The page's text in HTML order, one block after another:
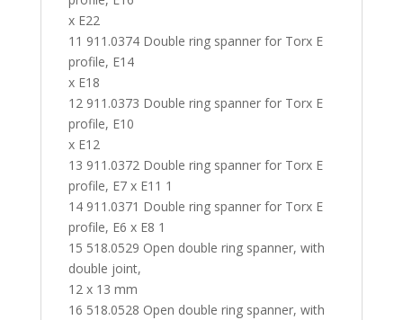
x E22
11 911.0374 Double ring spanner for Torx E
profile, E14
x E18
12 911.0373 Double ring spanner for Torx E
profile, E10
x E12
13 911.0372 Double ring spanner for Torx E
profile, E7 x E11 1
14 911.0371 Double ring spanner for Torx E
profile, E6 x E8 1
15 518.0529 Open double ring spanner, with
double joint,
12 x 13 mm
16 518.0528 Open double ring spanner, with